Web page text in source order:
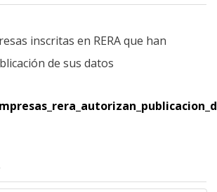
inscritas en RERA que han
de sus datos